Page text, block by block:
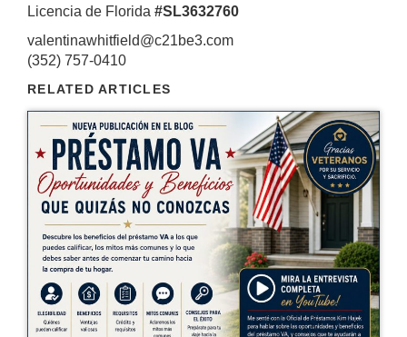
Licencia de Florida #SL3632760
valentinawhitfield@c21be3.com
(352) 757-0410
RELATED ARTICLES